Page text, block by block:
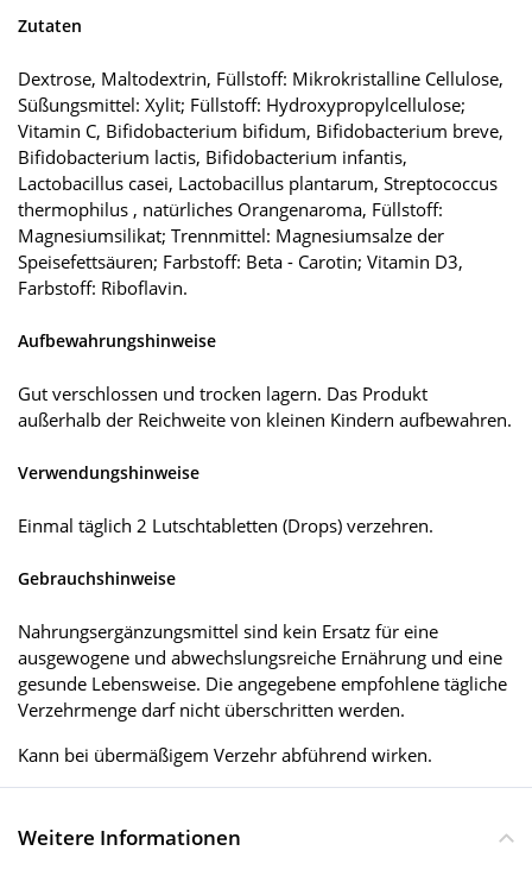
Zutaten
Dextrose, Maltodextrin, Füllstoff: Mikrokristalline Cellulose,
Süßungsmittel: Xylit; Füllstoff: Hydroxypropylcellulose;
Vitamin C, Bifidobacterium bifidum, Bifidobacterium breve,
Bifidobacterium lactis, Bifidobacterium infantis,
Lactobacillus casei, Lactobacillus plantarum, Streptococcus
thermophilus , natürliches Orangenaroma, Füllstoff:
Magnesiumsilikat; Trennmittel: Magnesiumsalze der
Speisefettsäuren; Farbstoff: Beta - Carotin; Vitamin D3,
Farbstoff: Riboflavin.
Aufbewahrungshinweise
Gut verschlossen und trocken lagern. Das Produkt
außerhalb der Reichweite von kleinen Kindern aufbewahren.
Verwendungshinweise
Einmal täglich 2 Lutschtabletten (Drops) verzehren.
Gebrauchshinweise
Nahrungsergänzungsmittel sind kein Ersatz für eine
ausgewogene und abwechslungsreiche Ernährung und eine
gesunde Lebensweise. Die angegebene empfohlene tägliche
Verzehrmenge darf nicht überschritten werden.
Kann bei übermäßigem Verzehr abführend wirken.
Weitere Informationen